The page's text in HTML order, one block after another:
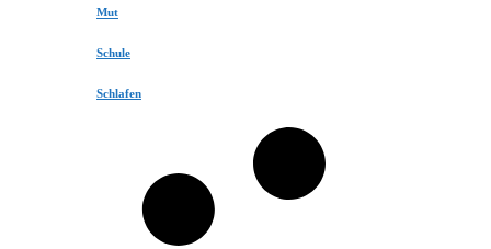
Mut
Schule
Schlafen